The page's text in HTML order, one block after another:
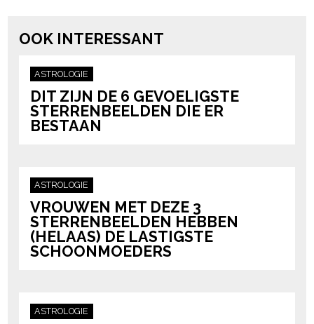
OOK INTERESSANT
ASTROLOGIE
DIT ZIJN DE 6 GEVOELIGSTE
STERRENBEELDEN DIE ER
BESTAAN
ASTROLOGIE
VROUWEN MET DEZE 3
STERRENBEELDEN HEBBEN
(HELAAS) DE LASTIGSTE
SCHOONMOEDERS
ASTROLOGIE